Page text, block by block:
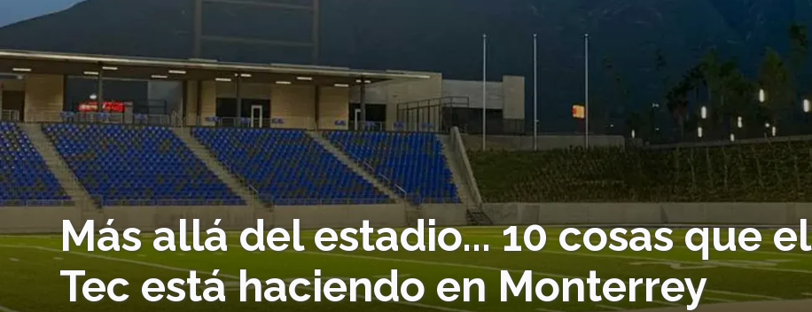
Más allá del estadio... 10 cosas que el
Tec está haciendo en Monterrey